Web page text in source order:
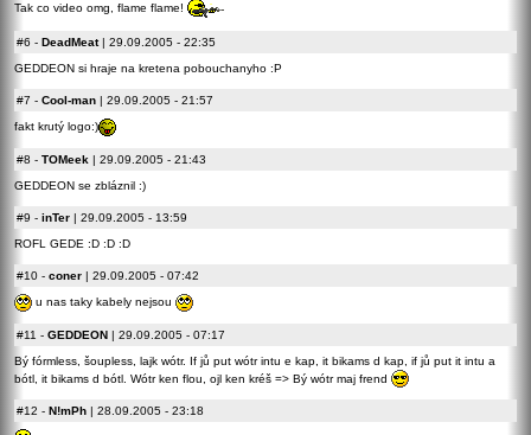
Tak co video omg, flame flame!
#6 - DeadMeat| 29.09.2005 - 22:35
GEDDEON si hraje na kretena pobouchanyho :P
#7 - Cool-man | 29.09.2005 - 21:57
fakt krutý logo:)
#8 - TOMeek | 29.09.2005 - 21:43
GEDDEON se zbláznil :)
#9 - inTer | 29.09.2005 - 13:59
ROFL GEDE :D :D :D
#10 - coner | 29.09.2005 - 07:42
u nas taky kabely nejsou
#11 - GEDDEON | 29.09.2005 - 07:17
Bý fórmless, šoupless, lajk wótr. If jů put wótr intu e kap, it bikams d kap, if jů put it intu a
bótl, it bikams d bótl. Wótr ken flou, ojl ken kréš => Bý wótr maj frend
#12 - N!mPh | 28.09.2005 - 23:18